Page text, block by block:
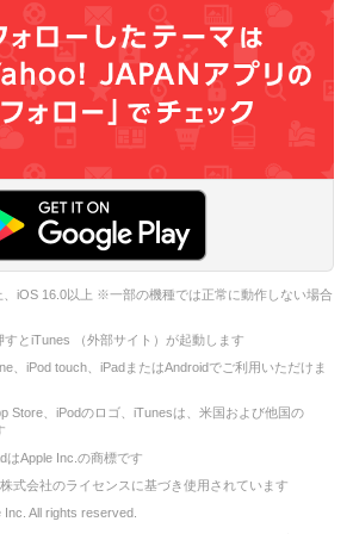
、iOS 16.0以上 ※一部の機種では正常に動作しない場合
すとiTunes （外部サイト）が起動します
、iPod touch、iPadまたはAndroidでご利用いただけま
Store、iPodのロゴ、iTunesは、米国および他国の
はApple Inc.の商標です
式会社のライセンスに基づき使用されています
Inc. All rights reserved.